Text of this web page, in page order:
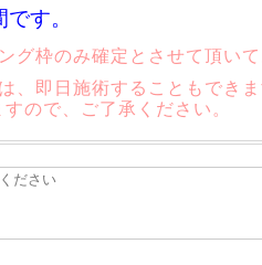
す。
グ枠のみ確定とさせて頂いて
、即日施術することもでき
ので、ご了承ください。